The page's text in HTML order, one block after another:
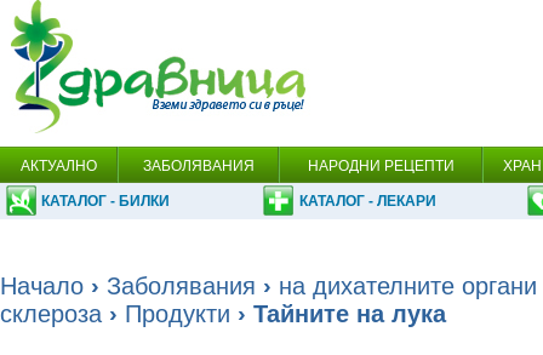
АКТУАЛНО ЗАБОЛЯВАНИЯ НАРОДНИ РЕЦЕПТИ
КАТАЛОГ - БИЛКИ КАТАЛОГ - ЛЕКАРИ
Начало › Заболявания › на дихателните
склероза › Продукти › Тайните на лука